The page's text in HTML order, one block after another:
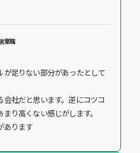
業職
足りない部分があったとして
社だと思います。逆にコツコ
り高くない感じがします。
あります